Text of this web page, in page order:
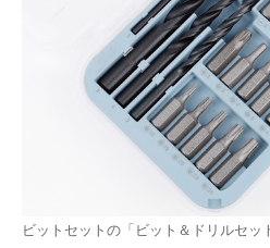
ビットセットの「ビット＆ドリルセッ